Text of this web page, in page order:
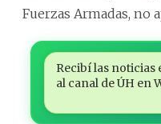
Fuerzas Armadas, no
Recibí las noticias
al canal de ÚH en